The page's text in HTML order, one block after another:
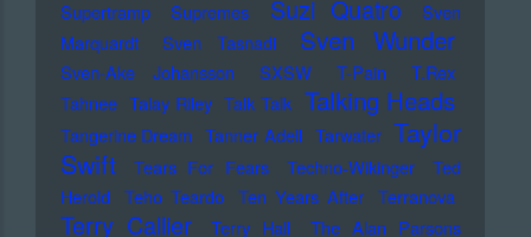
Supertramp
Supremes Suzi Quatro
Sven
Marquardt
Sven Tasnadi Sven Wunder
Sven-Ake Johansson SXSW T-Pain
T.Rex
Tahnee Talay Riley Talk Talk Talking Heads
Tangerine Dream Tanner Adell Tarwater Taylor
Swift
Tears For Fears Techno-Wikinger
Ted
Herold
Teho Teardo Ten Years After Terranova
Terry Callier Terry Hall
The Alan Parsons